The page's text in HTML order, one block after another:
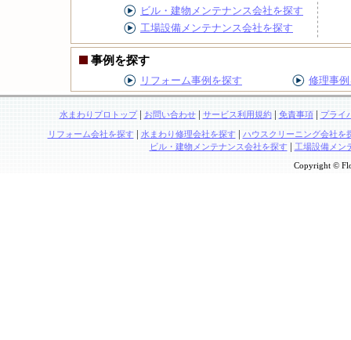
ビル・建物メンテナンス会社を探す
工場設備メンテナンス会社を探す
事例を探す
リフォーム事例を探す 修理事
水まわりプロトップ| お問い合わせ| サービス利用規約| 免責事項| プライ
リフォーム会社を探す | 水まわり修理会社を探す | ハウスクリーニング会社を
ビル・建物メンテナンス会社を探す| 工場設備メン
Copyright ©